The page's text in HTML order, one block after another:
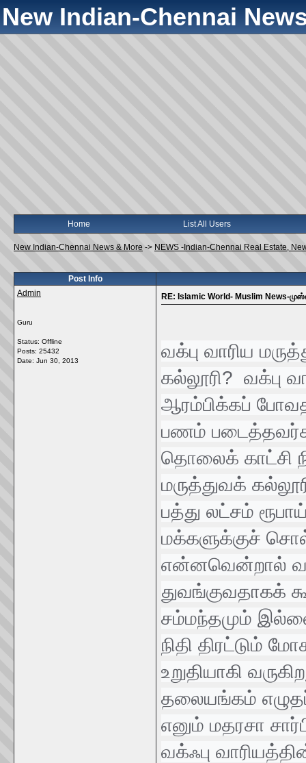
New Indian-Chennai
Home List All Users
New Indian-Chennai News & More -> NEWS -Indian-Chennai Real Estate,
Post Info
Admin
Guru
Status: Offline
Posts: 25432
Date: Jun 30, 2013
RE: Islamic World- Muslim News-
வக்பு வாரிய
கல்லூரி? வக்பு
ஆரம்பிக்கப்
பணம்
தொலைக் காட்சி
மருத்துவக்
பத்து லட்சம்
மக்களுக்குச்
என்னவென்றால்
துவங்குவதாகக்
சம்மந்தமும்
நிதி திரட்டும்
உறுதியாகி
தலையங்கம்
எனும் மதரசா
வக்ஃபு